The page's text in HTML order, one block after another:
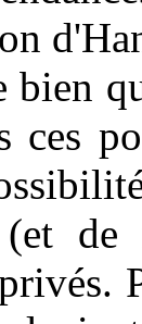
bien
ces
(et de